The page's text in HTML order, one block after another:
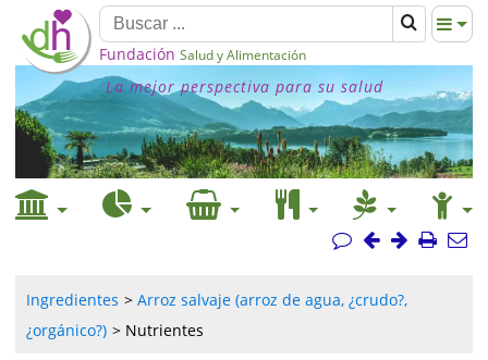
Fundación Salud y Alimentación
La mejor perspectiva para su salud
Ingredientes
Arroz salvaje (arroz de agua, ¿crudo?,
¿orgánico?)
Nutrientes